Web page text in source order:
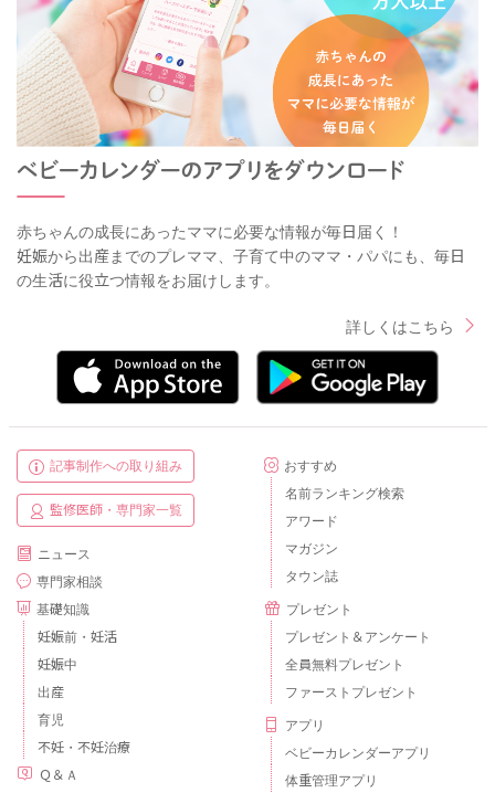
赤ちゃんの成長にあったママに必要な情報が毎日届く！
妊娠から出産までのプレママ、子育て中のママ・パパにも、毎日
の生活に役立つ情報をお届けします。
詳しくはこちら
記事制作への取り組み
監修医師・専門家一覧
ニュース
専門家相談
基礎知識
妊娠前・妊活
妊娠中
出産
育児
不妊・不妊治療
Ｑ＆Ａ
おすすめ
名前ランキング検索
アワード
マガジン
タウン誌
プレゼント
プレゼント＆アンケート
全員無料プレゼント
ファーストプレゼント
アプリ
ベビーカレンダーアプリ
体重管理アプリ